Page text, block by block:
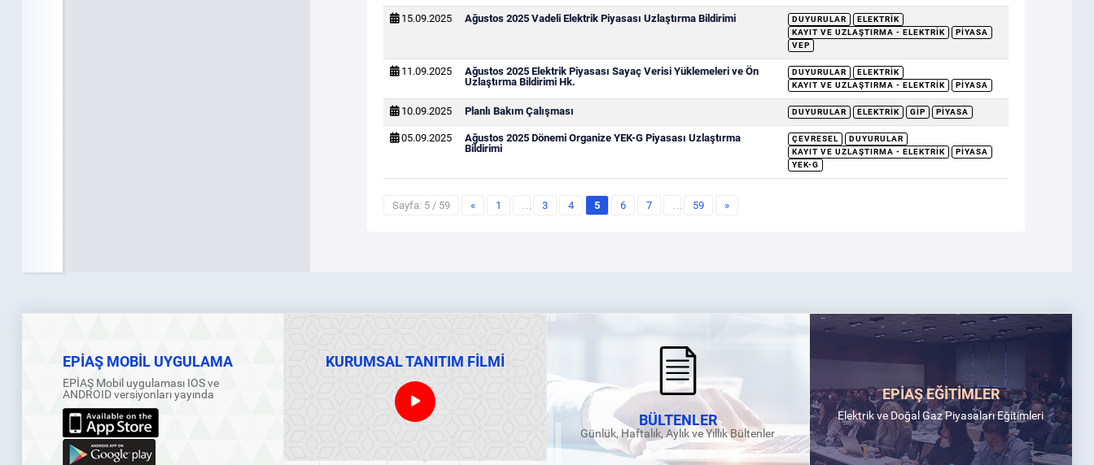
15.09.2025 Ağustos 2025 Vadeli Elektrik Piyasası Uzlaştırma Bildirimi DUYURULAR
ELEKTRIK
KAYIT VE UZLAŞTIRMA - ELEKTRIK
PIYASA
VEP
11.09.2025
Ağustos 2025 Elektrik Piyasası Sayaç Verisi Yüklemeleri ve Ön
Uzlaştırma Bildirimi Hk.
DUYURULAR
ELEKTRIK
KAYIT VE UZLAŞTIRMA - ELEKTRIK
PIYASA
10.09.2025 Planlı Bakım Çalışması DUYURULAR ELEKTRIK GİP PIYASA
05.09.2025
Ağustos 2025 Dönemi Organize YEK-G Piyasası Uzlaştırma
Bildirimi
ÇEVRESEL
DUYURULAR
KAYIT VE UZLAŞTIRMA - ELEKTRIK
PIYASA
YEK-G
Sayfa: 5 / 59 « 1 3 4 5 6 7 59 »
EPİAŞ MOBİL UYGULAMA
EPİAŞ Mobil uygulaması IOS ve
ANDROID versiyonları yayında
KURUMSAL TANITIM FİLMİ
BÜLTENLER
Günlük, Haftalık, Aylık ve Yıllık Bültenler
EPİAŞ EĞİTİMLER
Elektrik ve Doğal Gaz Piyasaları Eğitimleri